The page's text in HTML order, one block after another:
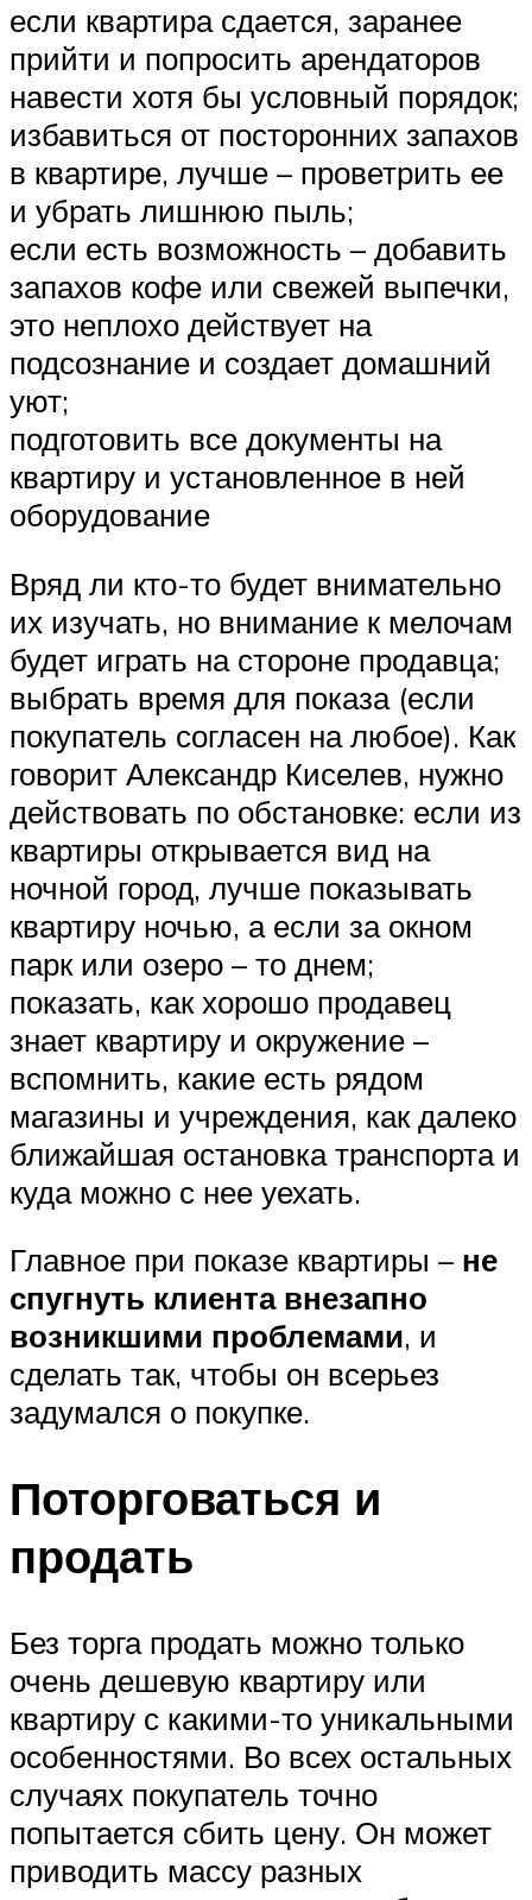
если квартира сдается, заранее
прийти и попросить арендаторов
навести хотя бы условный порядок;
избавиться от посторонних запахов
в квартире, лучше – проветрить ее
и убрать лишнюю пыль;
если есть возможность – добавить
запахов кофе или свежей выпечки,
это неплохо действует на
подсознание и создает домашний
уют;
подготовить все документы на
квартиру и установленное в ней
оборудование
Вряд ли кто-то будет внимательно
их изучать, но внимание к мелочам
будет играть на стороне продавца;
выбрать время для показа (если
покупатель согласен на любое). Как
говорит Александр Киселев, нужно
действовать по обстановке: если из
квартиры открывается вид на
ночной город, лучше показывать
квартиру ночью, а если за окном
парк или озеро – то днем;
показать, как хорошо продавец
знает квартиру и окружение –
вспомнить, какие есть рядом
магазины и учреждения, как далеко
ближайшая остановка транспорта и
куда можно с нее уехать.
Главное при показе квартиры – не
спугнуть клиента внезапно
возникшими проблемами, и
сделать так, чтобы он всерьез
задумался о покупке.
Поторговаться и
продать
Без торга продать можно только
очень дешевую квартиру или
квартиру с какими-то уникальными
особенностями. Во всех остальных
случаях покупатель точно
попытается сбить цену. Он может
приводить массу разных